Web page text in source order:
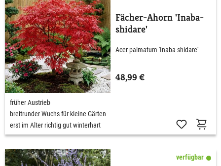
Fächer-Ahorn 'Inaba-
shidare'
Acer palmatum 'Inaba shidare'
48,99 €
früher Austrieb
breitrunder Wuchs für kleine Gärten
erst im Alter richtig gut winterhart
verfügbar